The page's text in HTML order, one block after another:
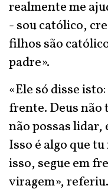
realmente me
- sou católico,
filhos são
padre».
«Ele só disse
frente. Deus não
não possas lidar,
Isso é algo que
isso, segue em
viragem», referiu.